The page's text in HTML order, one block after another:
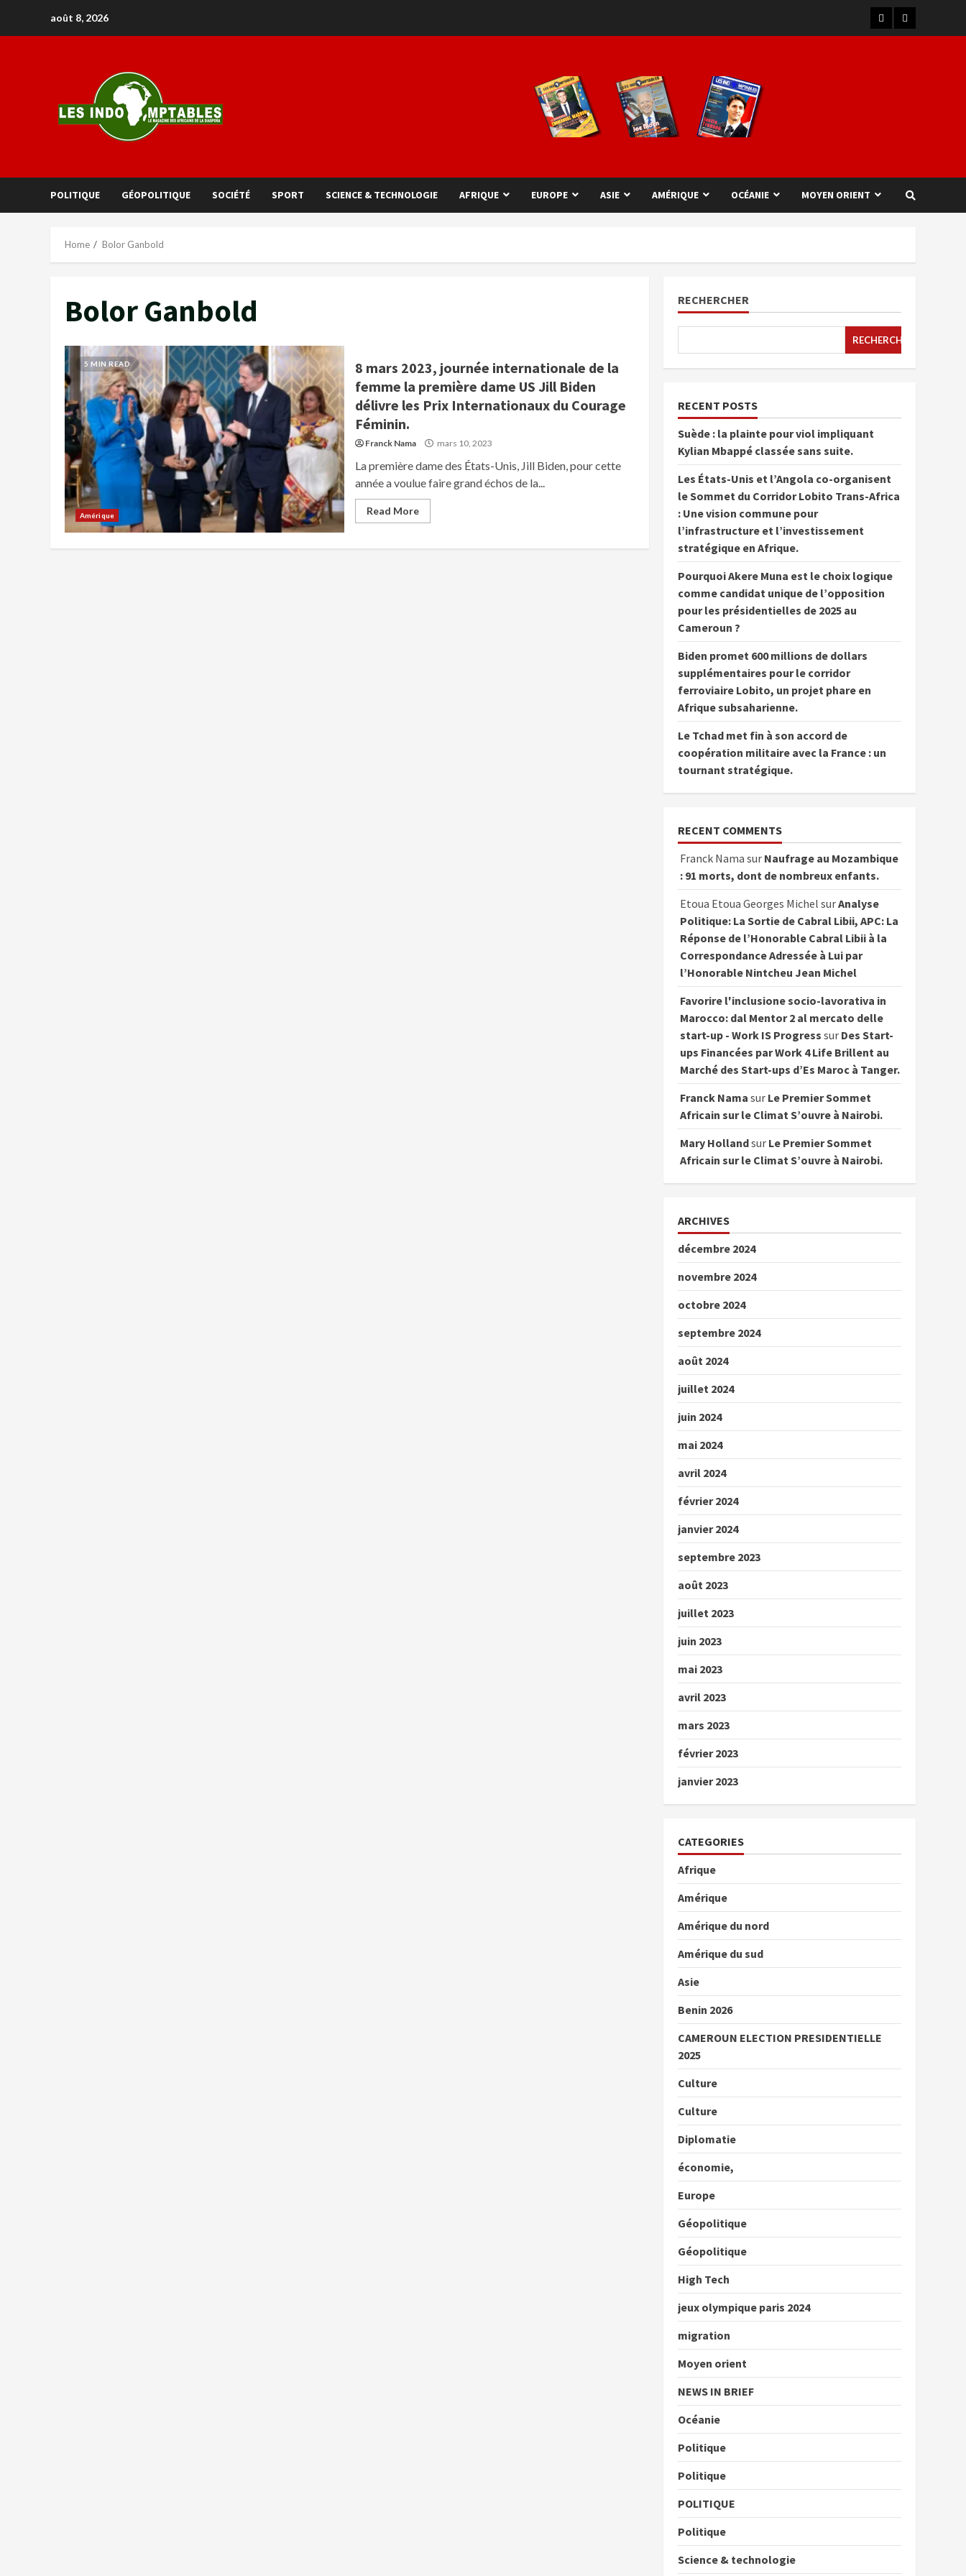
août 8, 2026
POLITIQUE GÉOPOLITIQUE SOCIÉTÉ SPORT SCIENCE & TECHNOLOGIE AFRIQUE EUROPE ASIE AMÉRIQUE OCÉANIE MOYEN ORIENT
Home Bolor Ganbold
Bolor Ganbold
5 MIN READ
Amérique
8 mars 2023, journée internationale de la
femme la première dame US Jill Biden
délivre les Prix Internationaux du Courage
Féminin.
Franck Nama mars 10, 2023
La première dame des États-Unis, Jill Biden, pour cette
année a voulue faire grand échos de la...
Read More
RECHERCHER
RECHERCHER
RECENT POSTS
Suède : la plainte pour viol impliquant
Kylian Mbappé classée sans suite.
Les États-Unis et l’Angola co-organisent
le Sommet du Corridor Lobito Trans-Africa
: Une vision commune pour
l’infrastructure et l’investissement
stratégique en Afrique.
Pourquoi Akere Muna est le choix logique
comme candidat unique de l’opposition
pour les présidentielles de 2025 au
Cameroun ?
Biden promet 600 millions de dollars
supplémentaires pour le corridor
ferroviaire Lobito, un projet phare en
Afrique subsaharienne.
Le Tchad met fin à son accord de
coopération militaire avec la France : un
tournant stratégique.
RECENT COMMENTS
Franck Nama sur Naufrage au Mozambique
: 91 morts, dont de nombreux enfants.
Etoua Etoua Georges Michel surAnalyse
Politique: La Sortie de Cabral Libii, APC: La
Réponse de l’Honorable Cabral Libii à la
Correspondance Adressée à Lui par
l’Honorable Nintcheu Jean Michel
Favorire l'inclusione socio-lavorativa in
Marocco: dal Mentor 2 al mercato delle
start-up - Work IS Progress sur Des Start-
ups Financées par Work 4 Life Brillent au
Marché des Start-ups d’Es Maroc à Tanger.
Franck Nama sur Le Premier Sommet
Africain sur le Climat S’ouvre à Nairobi.
Mary Hollandsur Le Premier Sommet
Africain sur le Climat S’ouvre à Nairobi.
ARCHIVES
décembre 2024
novembre 2024
octobre 2024
septembre 2024
août 2024
juillet 2024
juin 2024
mai 2024
avril 2024
février 2024
janvier 2024
septembre 2023
août 2023
juillet 2023
juin 2023
mai 2023
avril 2023
mars 2023
février 2023
janvier 2023
CATEGORIES
Afrique
Amérique
Amérique du nord
Amérique du sud
Asie
Benin 2026
CAMEROUN ELECTION PRESIDENTIELLE
2025
Culture
Culture
Diplomatie
économie,
Europe
Géopolitique
Géopolitique
High Tech
jeux olympique paris 2024
migration
Moyen orient
NEWS IN BRIEF
Océanie
Politique
Politique
POLITIQUE
Politique
Science & technologie